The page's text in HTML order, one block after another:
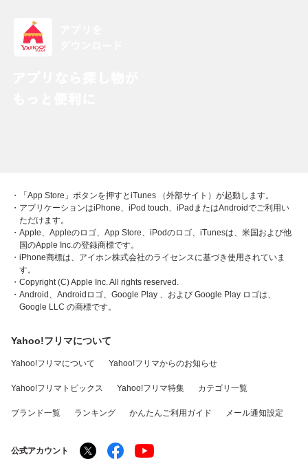
・「App Store」ボタンを押すとiTunes （外部サイト）が起動します。
・アプリケーションはiPhone、iPod touch、iPadまたはAndroidでご利用い
ただけます。
・Apple、Appleのロゴ、App Store、iPodのロゴ、iTunesは、米国および他
国のApple Inc.の登録商標です。
・iPhone商標は、アイホン株式会社のライセンスに基づき使用されていま
す。
・Copyright (C) Apple Inc. All rights reserved.
・Android、Androidロゴ、Google Play 、および Google Play ロゴは、
Google LLC の商標です。
Yahoo!フリマについて
Yahoo!フリマについて Yahoo!フリマからのお知らせ
Yahoo!フリマトピックス Yahoo!フリマ特集 カテゴリ一覧
ブランド一覧 ランキング かんたんご利用ガイド メール通知設定
公式アカウント